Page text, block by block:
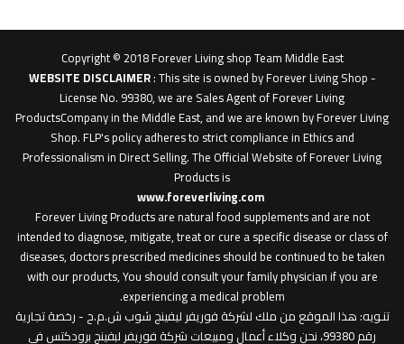
Copyright © 2018 Forever Living shop Team Middle East
WEBSITE DISCLAIMER: This site is owned by Forever Living Shop -
License No. 99380, we are Sales Agent of Forever Living
ProductsCompany in the Middle East, and we are known by Forever Living
Shop. FLP's policy adheres to strict compliance in Ethics and
Professionalism in Direct Selling. The Official Website of Forever Living
Products is
www.foreverliving.com
Forever Living Products are natural food supplements and are not
intended to diagnose, mitigate, treat or cure a specific disease or class of
diseases, doctors prescribed medicines should be continued to be taken
with our products, You should consult your family physician if you are
experiencing a medical problem.
تنـويه: هذا الموقع من ملك لشركة فوريفر ليفينج شوب ش.م.ح - رخصة تجارية
رقم 99380، نحن وكلاء أعمال ومبيعات شركة فوريفر لبفينج برودكتس في